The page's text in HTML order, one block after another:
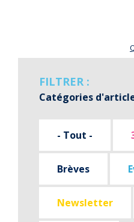
FILTRER :
Catégories
- Tout -
Brèves
Newsletter